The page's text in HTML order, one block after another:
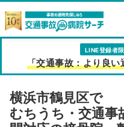
LINE登録者限
「交通事故：より良い
横浜市鶴見区で
むちうち・交通事